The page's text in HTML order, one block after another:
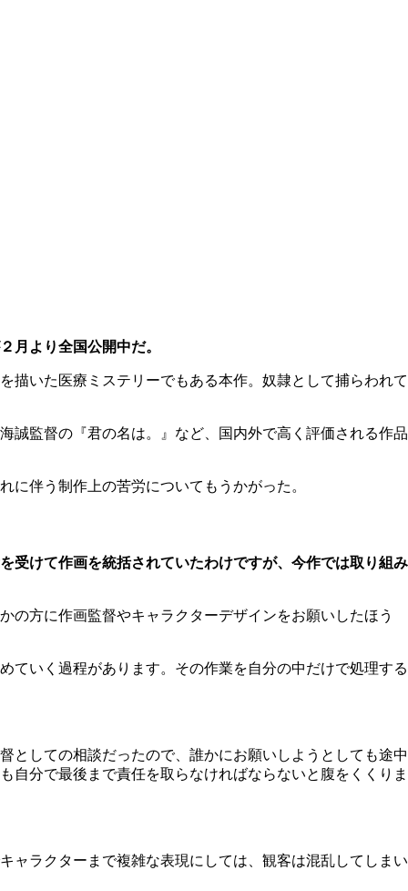
月より全国公開中だ。
描いた医療ミステリーでもある本作。奴隷として捕らわれて
誠監督の『君の名は。』など、国内外で高く評価される作品
伴う制作上の苦労についてもうかがった。
けて作画を統括されていたわけですが、今作では取り組み
方に作画監督やキャラクターデザインをお願いしたほう
ていく過程があります。その作業を自分の中だけで処理する
しての相談だったので、誰かにお願いしようとしても途中
自分で最後まで責任を取らなければならないと腹をくくりま
ャラクターまで複雑な表現にしては、観客は混乱してしまい